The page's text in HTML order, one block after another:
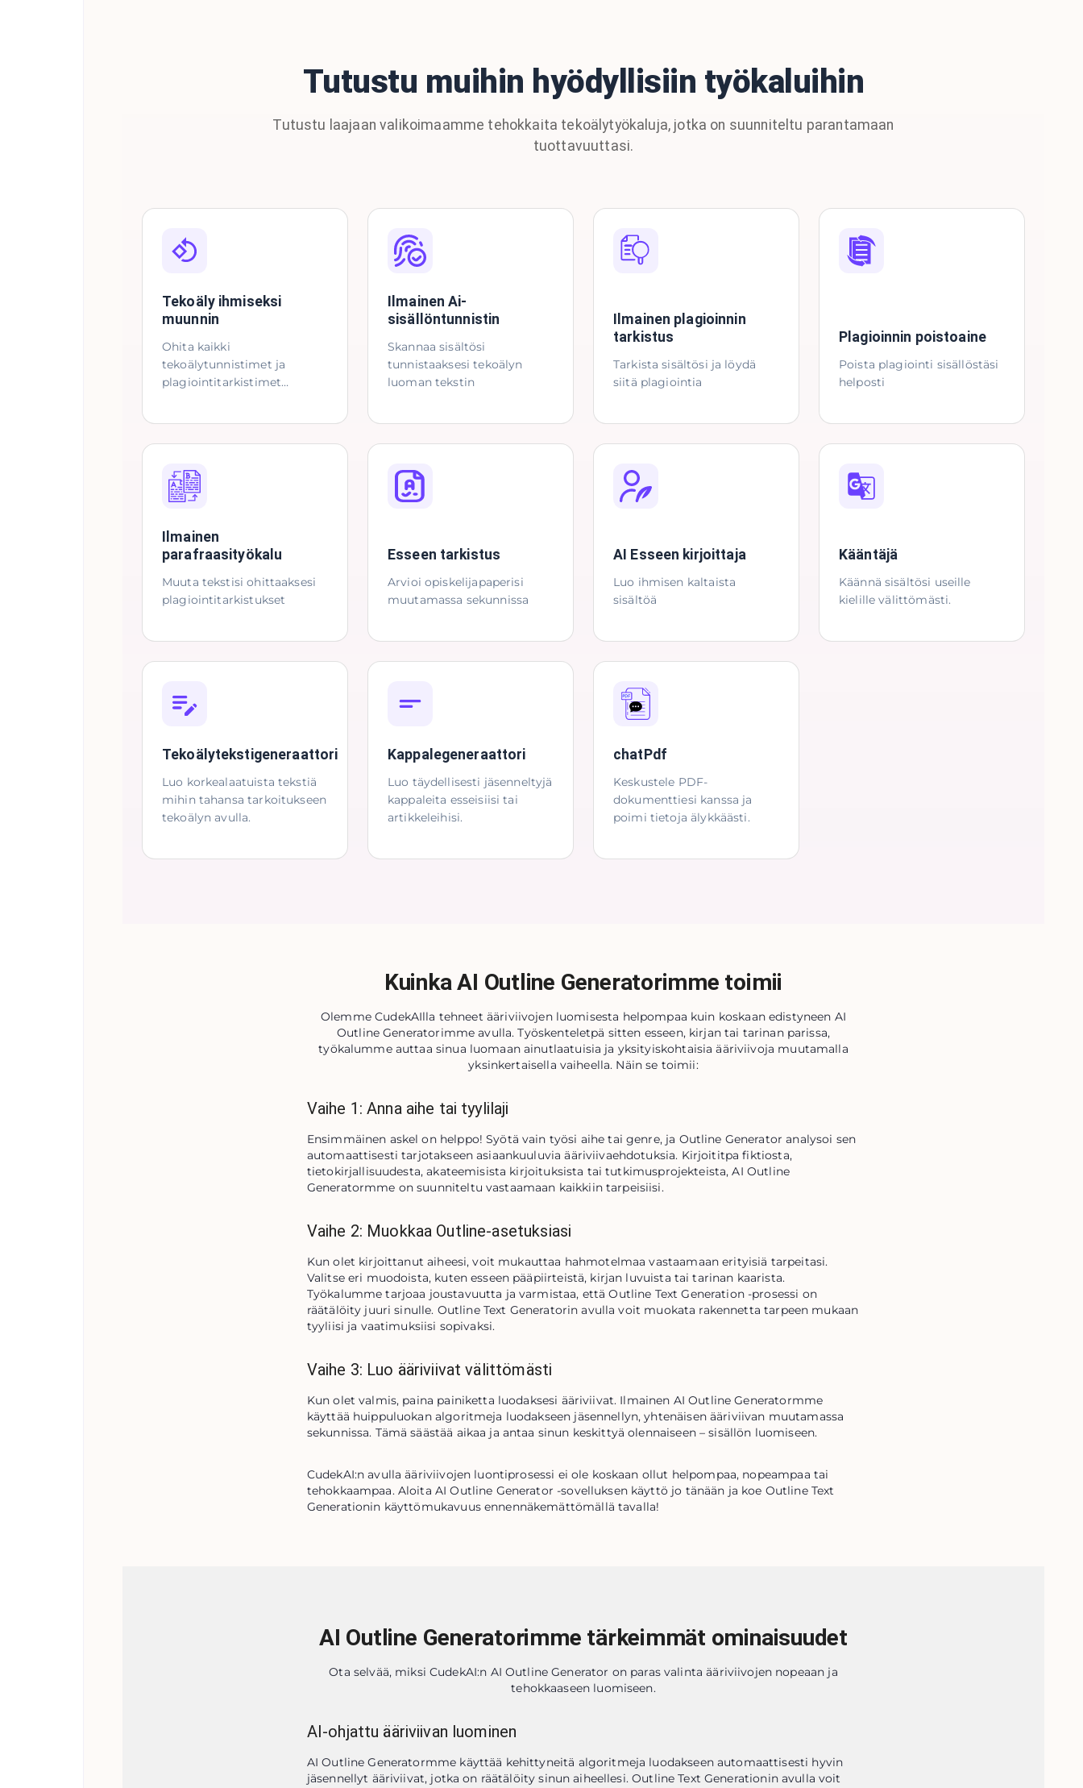
Tutustu muihin hyödyllisiin työkaluihin
Tutustu laajaan valikoimaamme tehokkaita tekoälytyökaluja, jotka on suunniteltu parantamaan
tuottavuuttasi.
Tekoäly ihmiseksi
muunnin
Ohita kaikki
tekoälytunnistimet ja
plagiointitarkistimet
Ilmainen Ai-
sisällöntunnistin
Skannaa sisältösi
tunnistaaksesi tekoälyn
luoman tekstin
Ilmainen plagioinnin
tarkistus
Tarkista sisältösi ja löydä
siitä plagiointia
Plagioinnin poistoaine
Poista plagiointi sisällöstäsi
helposti
Ilmainen
parafraasityökalu
Muuta tekstisi ohittaaksesi
plagiointitarkistukset
Esseen tarkistus
Arvioi opiskelijapaperisi
muutamassa sekunnissa
AI Esseen kirjoittaja
Luo ihmisen kaltaista
sisältöä
Kääntäjä
Käännä sisältösi useille
kielille välittömästi.
Tekoälytekstigeneraattori
Luo korkealaatuista tekstiä
mihin tahansa tarkoitukseen
tekoälyn avulla.
Kappalegeneraattori
Luo täydellisesti jäsenneltyjä
kappaleita esseisiisi tai
artikkeleihisi.
chatPdf
Keskustele PDF-
dokumenttiesi kanssa ja
poimi tietoja älykkäästi.
Kuinka AI Outline Generatorimme toimii
Olemme CudekAIlla tehneet ääriviivojen luomisesta helpompaa kuin koskaan edistyneen AI
Outline Generatorimme avulla. Työskenteletpä sitten esseen, kirjan tai tarinan parissa,
työkalumme auttaa sinua luomaan ainutlaatuisia ja yksityiskohtaisia ääriviivoja muutamalla
yksinkertaisella vaiheella. Näin se toimii:
Vaihe 1: Anna aihe tai tyylilaji
Ensimmäinen askel on helppo! Syötä vain työsi aihe tai genre, ja Outline Generator analysoi sen
automaattisesti tarjotakseen asiaankuuluvia ääriviivaehdotuksia. Kirjoititpa fiktiosta,
tietokirjallisuudesta, akateemisista kirjoituksista tai tutkimusprojekteista, AI Outline
Generatormme on suunniteltu vastaamaan kaikkiin tarpeisiisi.
Vaihe 2: Muokkaa Outline-asetuksiasi
Kun olet kirjoittanut aiheesi, voit mukauttaa hahmotelmaa vastaamaan erityisiä tarpeitasi.
Valitse eri muodoista, kuten esseen pääpiirteistä, kirjan luvuista tai tarinan kaarista.
Työkalumme tarjoaa joustavuutta ja varmistaa, että Outline Text Generation -prosessi on
räätälöity juuri sinulle. Outline Text Generatorin avulla voit muokata rakennetta tarpeen mukaan
tyyliisi ja vaatimuksiisi sopivaksi.
Vaihe 3: Luo ääriviivat välittömästi
Kun olet valmis, paina painiketta luodaksesi ääriviivat. Ilmainen AI Outline Generatormme
käyttää huippuluokan algoritmeja luodakseen jäsennellyn, yhtenäisen ääriviivan muutamassa
sekunnissa. Tämä säästää aikaa ja antaa sinun keskittyä olennaiseen – sisällön luomiseen.
CudekAI:n avulla ääriviivojen luontiprosessi ei ole koskaan ollut helpompaa, nopeampaa tai
tehokkaampaa. Aloita AI Outline Generator -sovelluksen käyttö jo tänään ja koe Outline Text
Generationin käyttömukavuus ennennäkemättömällä tavalla!
AI Outline Generatorimme tärkeimmät ominaisuudet
Ota selvää, miksi CudekAI:n AI Outline Generator on paras valinta ääriviivojen nopeaan ja
tehokkaaseen luomiseen.
AI-ohjattu ääriviivan luominen
AI Outline Generatormme käyttää kehittyneitä algoritmeja luodakseen automaattisesti hyvin
jäsennellyt ääriviivat, jotka on räätälöity sinun aiheellesi. Outline Text Generationin avulla voit